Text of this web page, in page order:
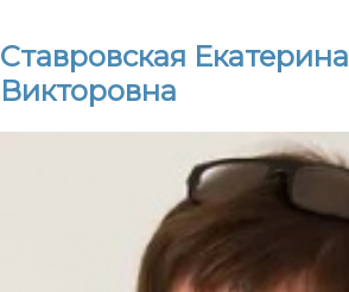
Ставровская Екатерина
Викторовна